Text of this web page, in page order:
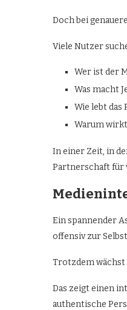
Doch bei
Viele Nutzer
Wer ist der
Was macht
Wie lebt das
Warum
In einer Zeit, in
Partnerschaft für
Ein spannender
offensiv zur
Trotzdem wächst
Das zeigt einen
authentische